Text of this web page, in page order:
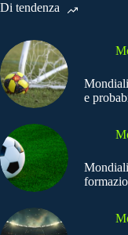
Di tendenza
e